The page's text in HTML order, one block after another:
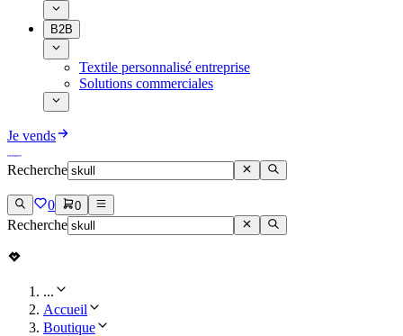
B2B
Textile personnalisé entreprise
Solutions commerciales
Je vends
Recherche
0 0
Recherche
...
Accueil
Boutique